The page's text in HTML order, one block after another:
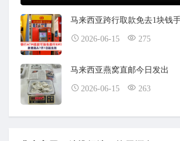
马来西亚跨行取款免去1块钱
2026-06-15 275
马来西亚燕窝直邮今日发出
2026-06-15 263